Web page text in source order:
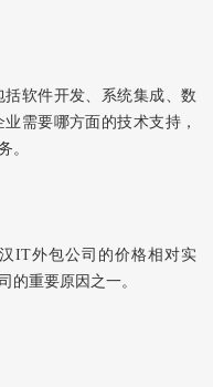
软件开发、系统集成、数
需要哪方面的技术支持，
。
IT外包公司的价格相对实
的重要原因之一。